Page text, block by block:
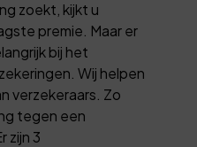
zoekt, kijkt u
premie. Maar er
bij het
Wij helpen
verzekeraars. Zo
tegen een
zijn 3